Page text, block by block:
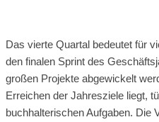
Das vierte Quartal bedeutet für
den finalen Sprint des
großen Projekte abgewickelt
Erreichen der Jahresziele liegt,
buchhalterischen Aufgaben. Die